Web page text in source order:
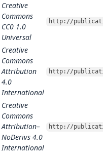
Creative
Commons
CC0 1.0
Universal
http://
Creative
Commons
Attribution
4.0
International
http://
Creative
Commons
Attribution–
NoDerivs 4.0
International
http://